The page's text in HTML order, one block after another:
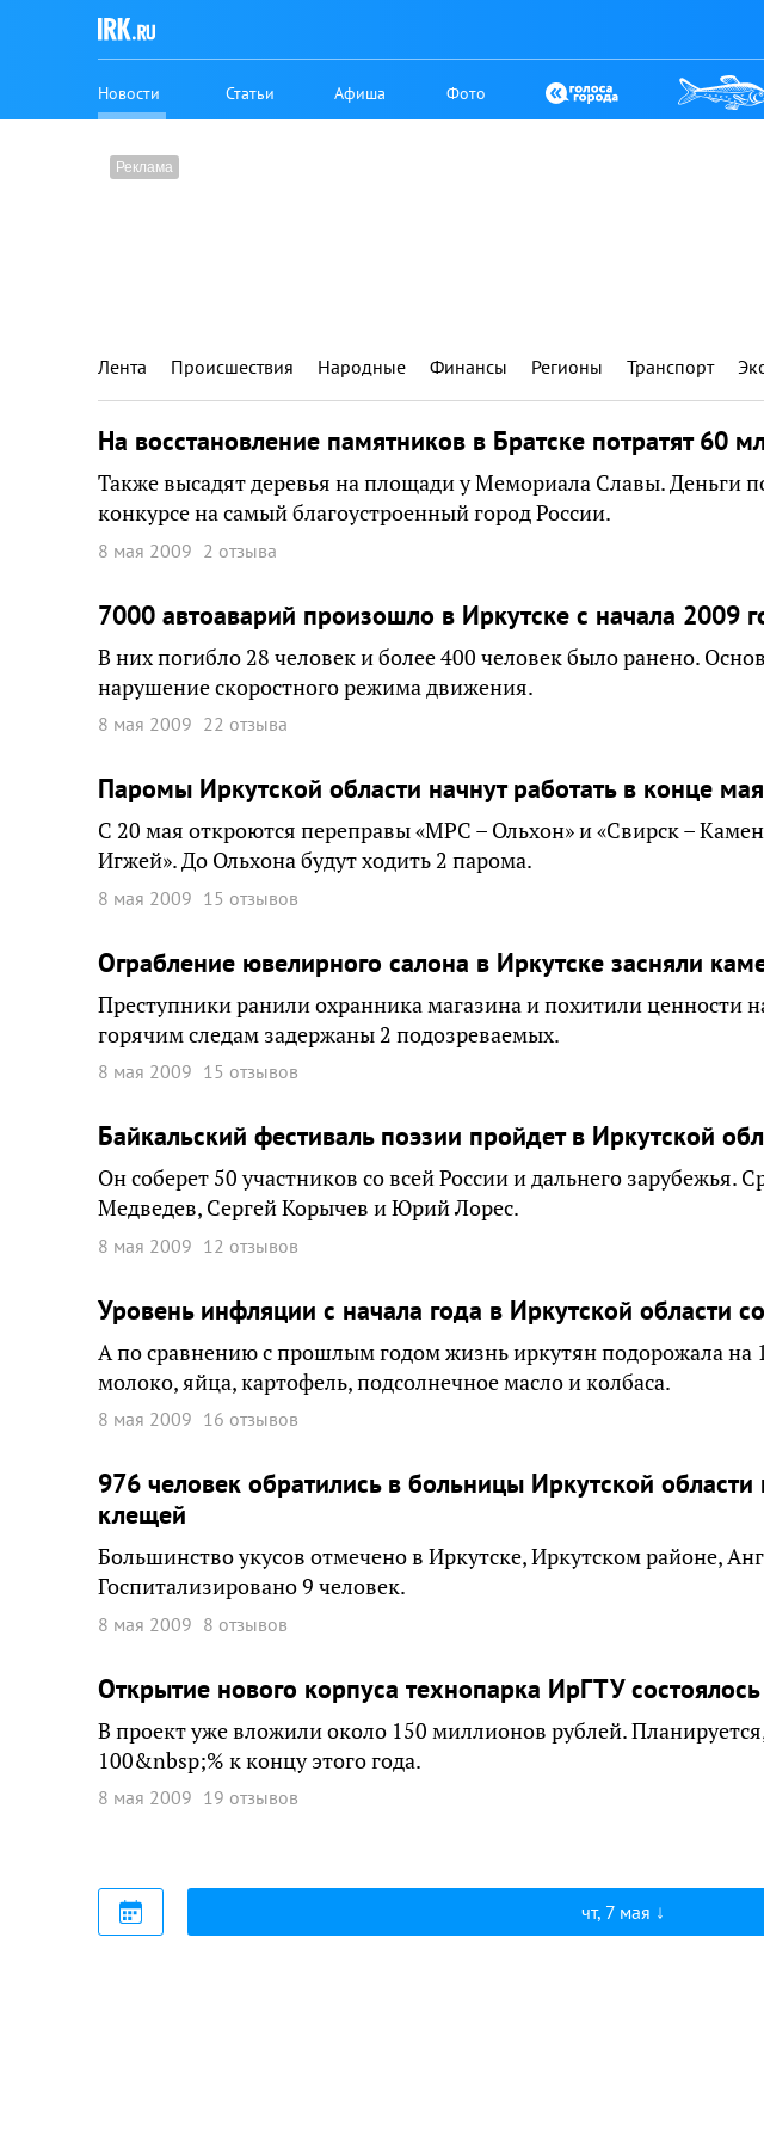
Новости Статьи Афиша Фото
Лента Происшествия Народные Финансы Регионы Транспорт
На восстановление памятников в Братске потратят 60
Также высадят деревья на площади у Мемориала Славы. Деньги
конкурсе на самый благоустроенный город России.
8 мая 2009 2 отзыва
7000 автоаварий произошло в Иркутске с начала 2009
В них погибло 28 человек и более 400 человек было ранено.
нарушение скоростного режима движения.
8 мая 2009 22 отзыва
Паромы Иркутской области начнут работать в конце мая
С 20 мая откроются переправы «МРС – Ольхон» и «Свирск –
Игжей». До Ольхона будут ходить 2 парома.
8 мая 2009 15 отзывов
Ограбление ювелирного салона в Иркутске засняли
Преступники ранили охранника магазина и похитили ценности
горячим следам задержаны 2 подозреваемых.
8 мая 2009 15 отзывов
Байкальский фестиваль поэзии пройдет в Иркутской
Он соберет 50 участников со всей России и дальнего зарубежья.
Медведев, Сергей Корычев и Юрий Лорес.
8 мая 2009 12 отзывов
Уровень инфляции с начала года в Иркутской области
А по сравнению с прошлым годом жизнь иркутян подорожала
молоко, яйца, картофель, подсолнечное масло и колбаса.
8 мая 2009 16 отзывов
976 человек обратились в больницы Иркутской
клещей
Большинство укусов отмечено в Иркутске, Иркутском районе,
Госпитализировано 9 человек.
8 мая 2009 8 отзывов
Открытие нового корпуса технопарка ИрГТУ
В проект уже вложили около 150 миллионов рублей.
100&nbsp;% к концу этого года.
8 мая 2009 19 отзывов
чт, 7 мая